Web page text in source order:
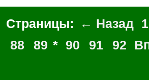
Страницы: ← Назад 1
88
89 * 90 91 92